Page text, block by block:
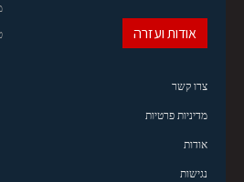
אודות ועזרה
צרו קשר
מדיניות פרטיות
אודות
נגישות